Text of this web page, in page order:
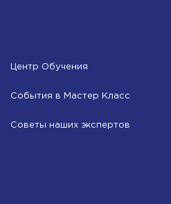
Центр Обучения
События в Мастер Класс
Советы наших экспертов